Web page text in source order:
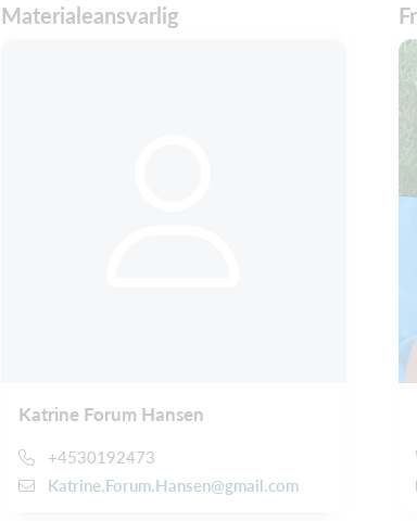
Materialeansvarlig
Katrine Forum Hansen
+4530192473
Katrine.Forum.Hansen@gmail.com